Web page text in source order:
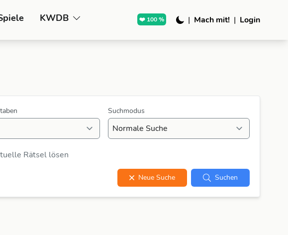
KWDB ❤️ 100 % | Mach mit! | Login
Suchmodus
Rätsel lösen
Neue Suche Suchen